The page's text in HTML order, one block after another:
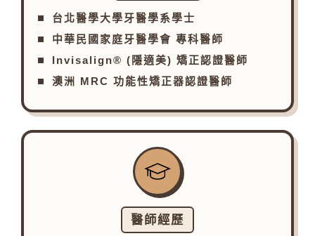
台北醫學大學牙醫學系學士
中華民國家庭牙醫學會 專科醫師
Invisalign® (隱適美) 矯正認證醫師
澳洲 MRC 功能性矯正器認證醫師
醫師經歷